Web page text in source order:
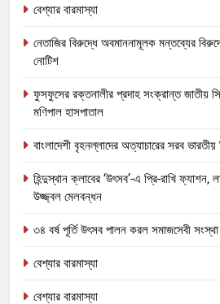
বেশ্যার বারমাস্যা
নেতাজির বিরুদ্ধে অবমাননামূলক মন্তব্যের
নোটিশ
ফুসফুসের রক্তনালীর প্রদাহ সংক্রান্ত জাতীয়
মণিপাল হাসপাতাল
বাংলাদেশী বৃহনল্লাদের অত্যাচারের সরব
হিন্দুস্থান ক্লাবের ‘উৎসব’-এ প্রি-রাখি ফ্যাশন,
উজ্জ্বল মেলবন্ধন
৩৪ বর্ষ পূর্তি উৎসব পালন করল সমাজসেবী সংস্থা
বেশ্যার বারমাস্যা
বেশ্যার বারমাস্যা